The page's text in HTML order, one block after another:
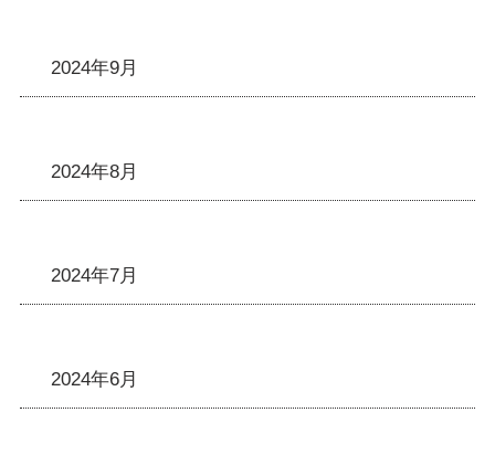
2024年9月
2024年8月
2024年7月
2024年6月